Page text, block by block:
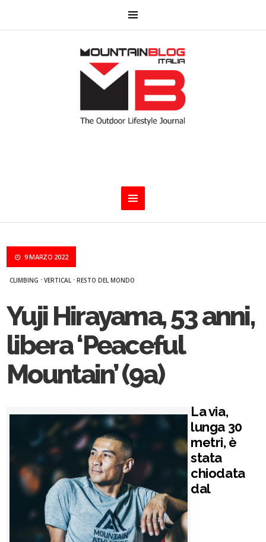
9 MARZO 2022
CLIMBING ·VERTICAL ·RESTO DEL MONDO
Yuji Hirayama, 53 anni,
libera ‘Peaceful
Mountain’ (9a)
La via,
lunga 30
metri, è
stata
chiodata
dal